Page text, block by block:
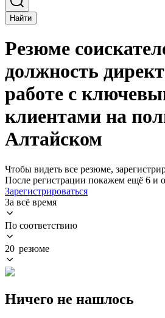
Найти
Резюме
должность
работе с
клиентами на
Алтайском
Чтобы видеть все резюме,
После регистрации покажем ещё 6 и
Зарегистрироваться
За всё время
По соответствию
20 резюме
Ничего не нашлось